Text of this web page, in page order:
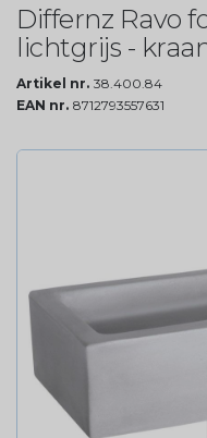
Differnz Ravo
lichtgrijs -
Artikel nr. 38.400.84
EAN nr. 8712793557631